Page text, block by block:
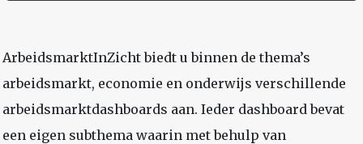
ArbeidsmarktInZicht biedt u binnen de thema’s
arbeidsmarkt, economie en onderwijs verschillende
arbeidsmarktdashboards aan. Ieder dashboard bevat
een eigen subthema waarin met behulp van